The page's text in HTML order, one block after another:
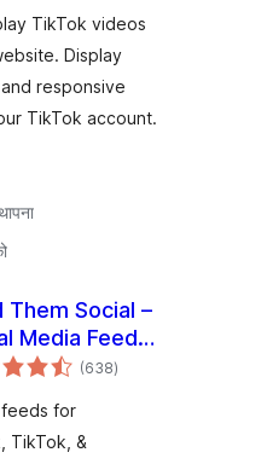
TikTok videos
Display
responsive
TikTok account.
Them Social –
Media Feeds,
and Photo
(638कुल
रेटिङ्गहरू
)
feeds for
TikTok, &